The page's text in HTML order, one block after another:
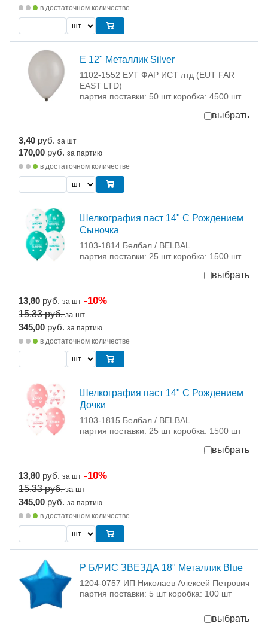
в достаточном количестве
Е 12" Металлик Silver
1102-1552 ЕУТ ФАР ИСТ лтд (EUT FAR
EAST LTD)
партия поставки: 50 шт коробка: 4500 шт
выбрать
3,40 руб. за шт
170,00 руб. за партию
в достаточном количестве
Шелкография паст 14" С Рождением
Сыночка
1103-1814 Белбал / BELBAL
партия поставки: 25 шт коробка: 1500 шт
выбрать
13,80 руб. за шт -10%
15.33руб. за шт
345,00 руб. за партию
в достаточном количестве
Шелкография паст 14" С Рождением
Дочки
1103-1815 Белбал / BELBAL
партия поставки: 25 шт коробка: 1500 шт
выбрать
13,80 руб. за шт -10%
15.33руб. за шт
345,00 руб. за партию
в достаточном количестве
Р Б/РИС ЗВЕЗДА 18" Металлик Blue
1204-0757 ИП Николаев Алексей Петрович
партия поставки: 5 шт коробка: 100 шт
выбрать